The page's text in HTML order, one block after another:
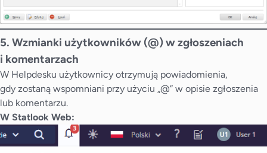
5. Wzmianki użytkowników (@) w zgłoszeniach
i komentarzach
W Helpdesku użytkownicy otrzymują powiadomienia,
gdy zostaną wspomniani przy użyciu „@” w opisie zgłoszenia
lub komentarzu.
W Statlook Web: